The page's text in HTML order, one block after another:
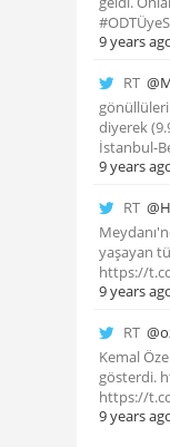
9 years
RT
diyerek
İstanbul-
9 years
RT
yaşayan
https://
9 years
RT
Kemal
gösterdi.
https://
9 years